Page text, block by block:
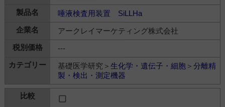
唾液検査用装置 SiLLHa
アークレイマーケティング株式会社
---
基礎医学研究＞ 生化学・遺伝子・細胞＞ 分離精
製・検出・測定機器